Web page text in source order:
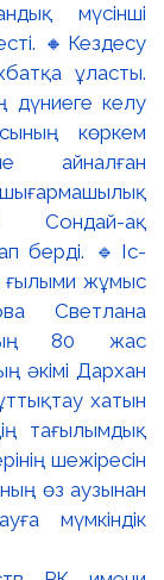
мүсінші
🔸Кездесу
ұласты.
дүниеге келу
көркем
айналған
Сондай-ақ
берді. 🔹Іс-
ғылыми жұмыс
Светлана
80 жас
әкімі Дархан
хатын
тағылымдық
шежіресін
өз аузынан
мүмкіндік